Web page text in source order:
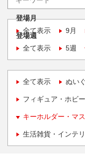
登場月
全て表示
9月
登場週
全て表示
5週
全て表示 ぬい
フィギュア・ホビー
キーホルダー・マ
生活雑貨・インテ